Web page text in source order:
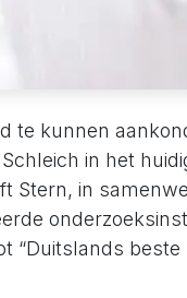
te kunnen
in het
Stern, in
“Duitslands beste